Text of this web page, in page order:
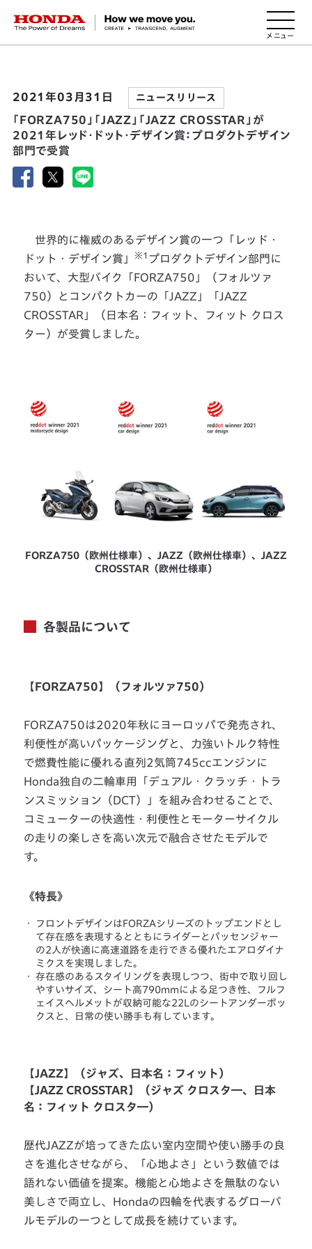
HONDA The Power of Dreams
2021年03月31日 ニュースリリース
「FORZA750」「JAZZ」「JAZZ CROSSTAR」が
2021年レッド・ドット・デザイン賞：プロダクトデザイン
部門で受賞
世界的に権威のあるデザイン賞の一つ「レッド・
ドット・デザイン賞」
※1 プロダクトデザイン部門に
おいて、大型バイク「FORZA750」（フォルツァ
750）とコンパクトカーの「JAZZ」「JAZZ
CROSSTAR」（日本名：フィット、フィット クロス
ター）が受賞しました。
FORZA750（欧州仕様車）、JAZZ（欧州仕様車）、JAZZ
CROSSTAR（欧州仕様車）
各製品について
【FORZA750】（フォルツァ750）
FORZA750は2020年秋にヨーロッパで発売され、
利便性が高いパッケージングと、力強いトルク特性
で燃費性能に優れる直列2気筒745ccエンジンに
Honda独自の二輪車用「デュアル・クラッチ・トラ
ンスミッション（DCT）」を組み合わせることで、
コミューターの快適性・利便性とモーターサイクル
の走りの楽しさを高い次元で融合させたモデルで
す。
《特長》
・
フロントデザインはFORZAシリーズのトップエンドとし
て存在感を表現するとともにライダーとパッセンジャー
の2人が快適に高速道路を走行できる優れたエアロダイナ
ミクスを実現しました。
・
存在感のあるスタイリングを表現しつつ、街中で取り回し
やすいサイズ、シート高790mmによる足つき性、フルフ
ェイスヘルメットが収納可能な22Lのシートアンダーボッ
クスと、日常の使い勝手も有しています。
【JAZZ】（ジャズ、日本名：フィット）
【JAZZ CROSSTAR】（ジャズ クロスタ―、日本
名：フィット クロスタ―）
歴代JAZZが培ってきた広い室内空間や使い勝手の良
さを進化させながら、「心地よさ」という数値では
語れない価値を提案。機能と心地よさを無駄のない
美しさで両立し、Hondaの四輪を代表するグローバ
ルモデルの一つとして成長を続けています。